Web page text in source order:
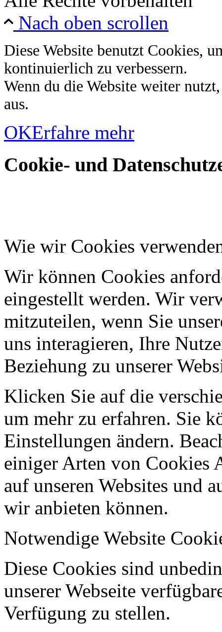
Nach oben scrollen
Diese Website benutzt Cookies,
kontinuierlich zu verbessern.
Wenn du die Website weiter
aus.
OKErfahre mehr
Cookie- und
Wie wir Cookies
Wir können Cookies
eingestellt werden. Wir
mitzuteilen, wenn Sie
uns interagieren, Ihre
Beziehung zu unserer
Klicken Sie auf die
um mehr zu erfahren. Sie
Einstellungen ändern.
einiger Arten von Cookies
auf unseren Websites und
wir anbieten können.
Notwendige Website
Diese Cookies sind
unserer Webseite
Verfügung zu stellen.